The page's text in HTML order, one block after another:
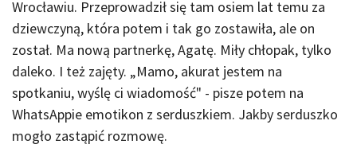
Wrocławiu. Przeprowadził się tam osiem lat temu za
dziewczyną, która potem i tak go zostawiła, ale on
został. Ma nową partnerkę, Agatę. Miły chłopak, tylko
daleko. I też zajęty. „Mamo, akurat jestem na
spotkaniu, wyślę ci wiadomość" - pisze potem na
WhatsAppie emotikon z serduszkiem. Jakby serduszko
mogło zastąpić rozmowę.